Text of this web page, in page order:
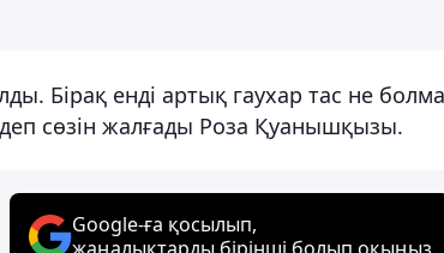
Бірақ енді артық гаухар тас не
сөзін жалғады Роза Қуанышқызы.
Google-ға қосылып,